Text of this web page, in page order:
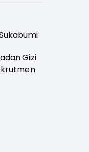
Gizi